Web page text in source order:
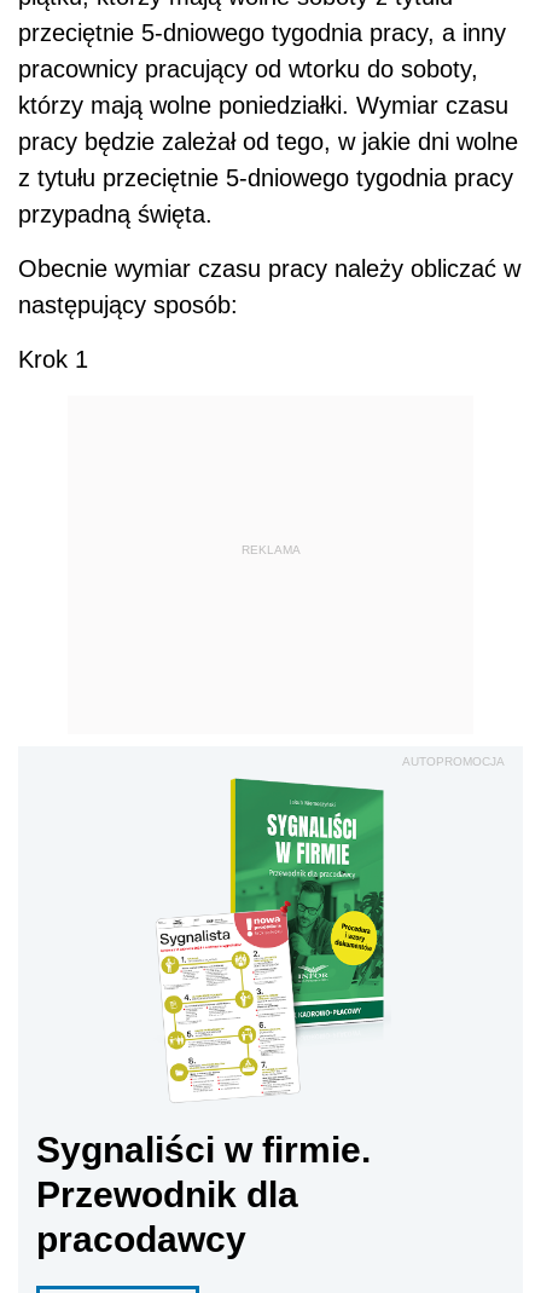
przeciętnie 5-dniowego tygodnia pracy, a inny
pracownicy pracujący od wtorku do soboty,
którzy mają wolne poniedziałki. Wymiar czasu
pracy będzie zależał od tego, w jakie dni wolne
z tytułu przeciętnie 5-dniowego tygodnia pracy
przypadną święta.
Obecnie wymiar czasu pracy należy obliczać w
następujący sposób:
Krok 1
REKLAMA
AUTOPROMOCJA
Sygnaliści w firmie.
Przewodnik dla
pracodawcy